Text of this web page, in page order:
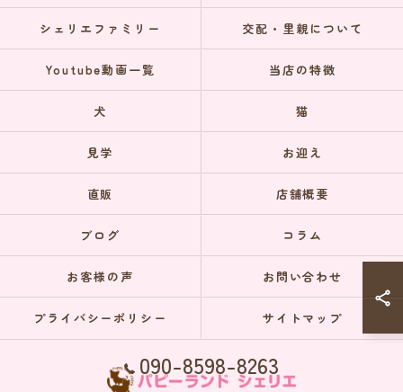
090-8598-8263
シェリエファミリー 交配・里親について
Youtube動画一覧 当店の特徴
犬 猫
見学 お迎え
直販 店舗概要
ブログ コラム
お客様の声 お問い合わせ
プライバシーポリシー サイトマップ